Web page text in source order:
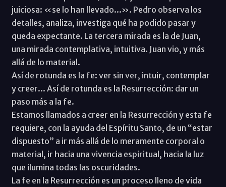
juiciosa: «se lo han llevado...». Pedro observa los
detalles, analiza, investiga qué ha podido pasar y
queda expectante. La tercera mirada es la de Juan,
una mirada contemplativa, intuitiva. Juan vio, y más
allá de lo material.
Así de rotunda es la fe: ver sin ver, intuir, contemplar
y creer... Así de rotunda es la Resurrección: dar un
paso más a la fe.
Estamos llamados a creer en la Resurrección y esta fe
requiere, con la ayuda del Espíritu Santo, de un “estar
dispuesto” a ir más allá de lo meramente corporal o
material, ir hacia una vivencia espiritual, hacia la luz
que ilumina todas las oscuridades.
La fe en la Resurrección es un proceso lleno de vida